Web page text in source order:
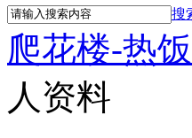
搜
爬花楼-热
人资料